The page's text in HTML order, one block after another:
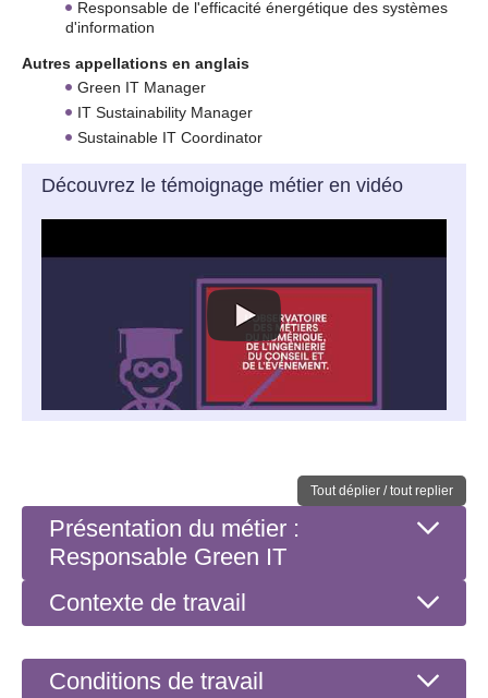
Responsable de l'efficacité énergétique des systèmes
d'information
Autres appellations en anglais
Green IT Manager
IT Sustainability Manager
Sustainable IT Coordinator
Découvrez le témoignage métier en vidéo
Tout déplier / tout replier
Présentation du métier :
Responsable Green IT
Contexte de travail
Conditions de travail